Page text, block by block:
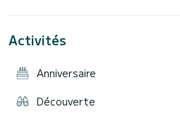
Activités
Anniversaire
Découverte